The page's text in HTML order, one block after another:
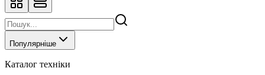
Популярніше
Каталог техніки